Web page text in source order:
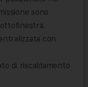
sono
con
di riscaldamento